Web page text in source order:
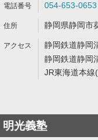
054-653-0653
静岡県静岡市
静岡鉄道静岡
静岡鉄道静岡
JR東海道本線
明光義塾